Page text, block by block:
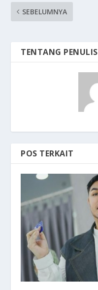
SEBELUMNYA
TENTANG PENULIS
POS TERKAIT